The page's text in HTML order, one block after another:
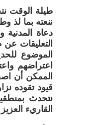
طيلة الوقت
ننعته بما
دعاة
التعليقات
الموضوع
اعتراضهم
الممكن أن
نتحدث
القاريء